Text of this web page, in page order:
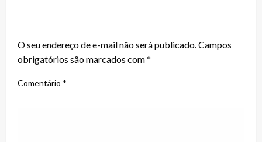
O seu endereço de e-mail não será publicado.Campos
obrigatórios são marcados com*
Comentário *